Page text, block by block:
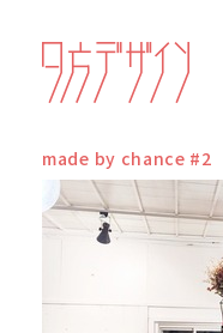
made by chance #2